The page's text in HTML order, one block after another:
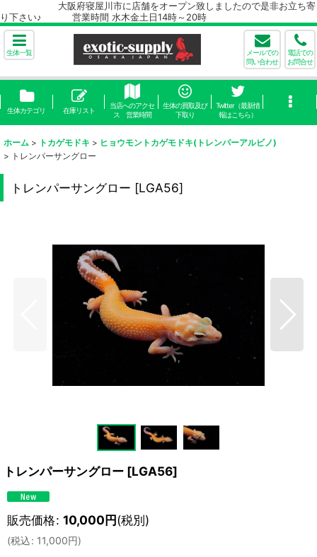
大阪府寝屋川市に店舗をオープン致しましたので是非お立ち寄
り下さい♪ 営業時間 水木金土日14時～20時
生体一覧
メールでの
問い合わせ
電話での
お問合せ
生体カテゴリ 在庫リスト
当店へのアクセ
ス 営業時間
生体の買取及び
下取り
Twitter（最新情
報はこちら）
ホーム > トカゲモドキ > ヒョウモントカゲモドキ(トレンパーアルビノ)
> トレンパーサングロー
トレンパーサングロー [LGA56]
トレンパーサングロー [LGA56]
販売価格: 10,000円(税別)
(税込: 11,000円)